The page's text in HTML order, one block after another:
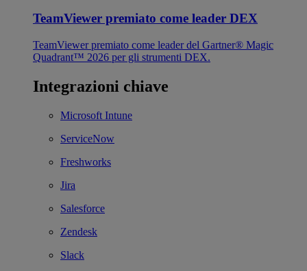
TeamViewer premiato come leader DEX
TeamViewer premiato come leader del Gartner® Magic
Quadrant™ 2026 per gli strumenti DEX.
Integrazioni chiave
Microsoft Intune
ServiceNow
Freshworks
Jira
Salesforce
Zendesk
Slack